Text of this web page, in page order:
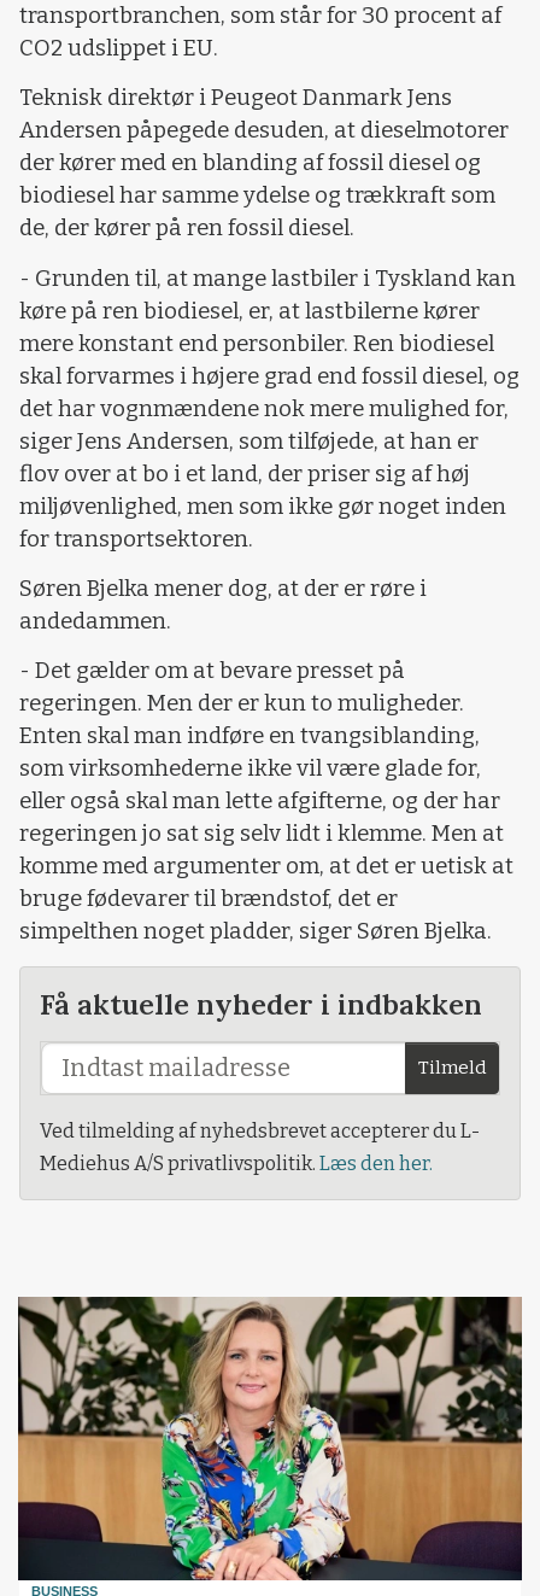
transportbranchen, som står for 30 procent af
CO2 udslippet i EU.
Teknisk direktør i Peugeot Danmark Jens
Andersen påpegede desuden, at dieselmotorer
der kører med en blanding af fossil diesel og
biodiesel har samme ydelse og trækkraft som
de, der kører på ren fossil diesel.
- Grunden til, at mange lastbiler i Tyskland kan
køre på ren biodiesel, er, at lastbilerne kører
mere konstant end personbiler. Ren biodiesel
skal forvarmes i højere grad end fossil diesel, og
det har vognmændene nok mere mulighed for,
siger Jens Andersen, som tilføjede, at han er
flov over at bo i et land, der priser sig af høj
miljøvenlighed, men som ikke gør noget inden
for transportsektoren.
Søren Bjelka mener dog, at der er røre i
andedammen.
- Det gælder om at bevare presset på
regeringen. Men der er kun to muligheder.
Enten skal man indføre en tvangsiblanding,
som virksomhederne ikke vil være glade for,
eller også skal man lette afgifterne, og der har
regeringen jo sat sig selv lidt i klemme. Men at
komme med argumenter om, at det er uetisk at
bruge fødevarer til brændstof, det er
simpelthen noget pladder, siger Søren Bjelka.
Få aktuelle nyheder i indbakken
Tilmeld
Ved tilmelding af nyhedsbrevet accepterer du L-
Mediehus A/S privatlivspolitik. Læs den her.
BUSINESS